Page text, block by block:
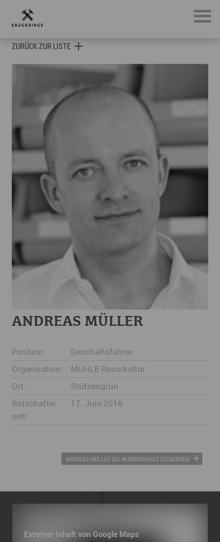
Botschafter des Erzgebirges
ZURÜCK ZUR LISTE
ANDREAS MÜLLER
Position:
Geschäftsführer
Organisation:
MÜHLE Rasurkultur
Ort:
Stützengrün
Botschafter
seit:
17. Juni 2016
ANDREAS MÜLLER BEI WUNDERBARES ERZGEBIRGE
Externer Inhalt von Google Maps